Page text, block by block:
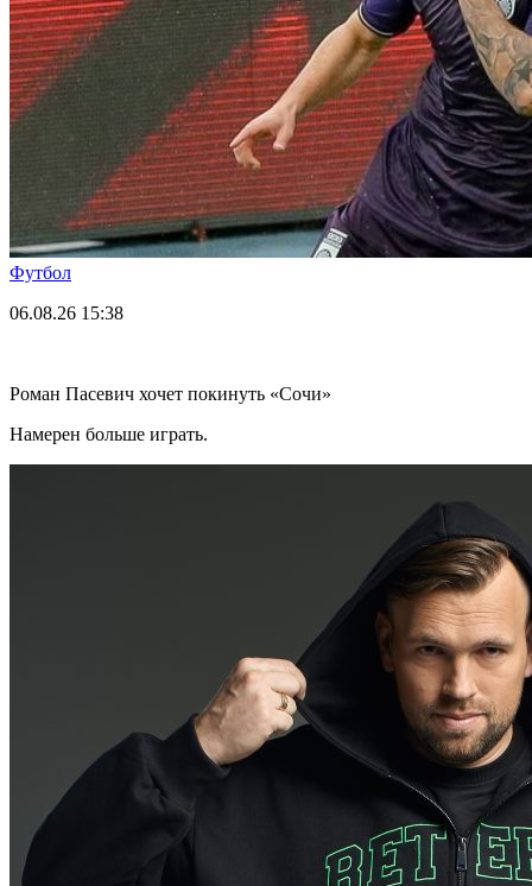
Футбол
06.08.26 15:38
Роман Пасевич хочет покинуть «Сочи»
Намерен больше играть.